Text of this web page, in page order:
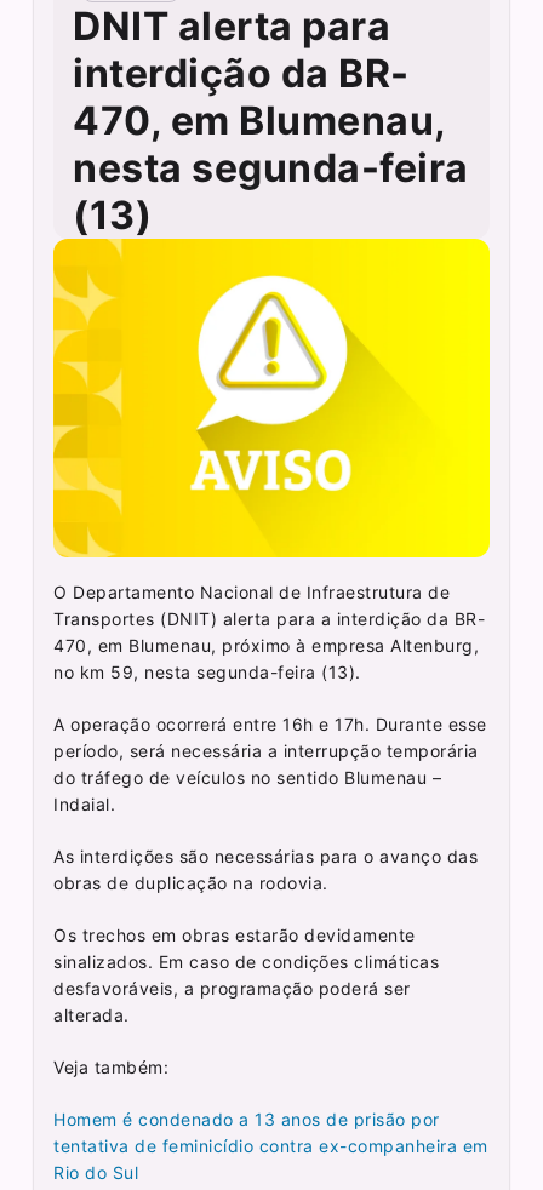
DNIT alerta para
interdição da BR-
470, em Blumenau,
nesta segunda-feira
(13)
O Departamento Nacional de Infraestrutura de
Transportes (DNIT) alerta para a interdição da BR-
470, em Blumenau, próximo à empresa Altenburg,
no km 59, nesta segunda-feira (13).
A operação ocorrerá entre 16h e 17h. Durante esse
período, será necessária a interrupção temporária
do tráfego de veículos no sentido Blumenau –
Indaial.
As interdições são necessárias para o avanço das
obras de duplicação na rodovia.
Os trechos em obras estarão devidamente
sinalizados. Em caso de condições climáticas
desfavoráveis, a programação poderá ser
alterada.
Veja também:
Homem é condenado a 13 anos de prisão por
tentativa de feminicídio contra ex-companheira em
Rio do Sul